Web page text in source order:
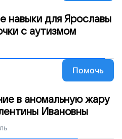
навыки для Ярославы
с аутизмом
Помочь
в аномальную жару
Ивановны